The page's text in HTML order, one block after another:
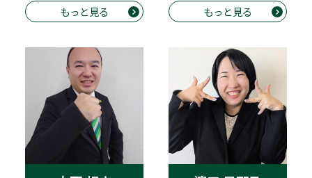
系科目。教えている…
もっと見る
究をしており、どう…
もっと見る